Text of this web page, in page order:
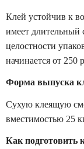
Клей устойчив к
имеет длительный
целостности
начинается от 250
Форма выпуска
Сухую клеящую
вместимостью 25
Как подготовить